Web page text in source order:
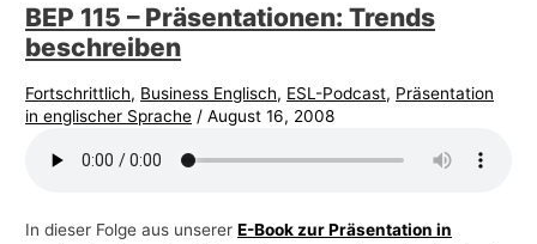
BEP 115 – Präsentationen: Trends
beschreiben
Fortschrittlich, Business Englisch, ESL-Podcast, Präsentation
in englischer Sprache /August 16, 2008
In dieser Folge aus unsererE-Book zur Präsentation in